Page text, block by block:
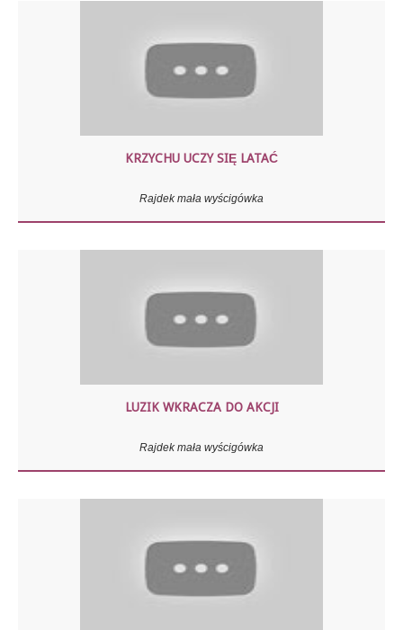
KRZYCHU UCZY SIĘ LATAĆ
Rajdek mała wyścigówka
LUZIK WKRACZA DO AKCJI
Rajdek mała wyścigówka